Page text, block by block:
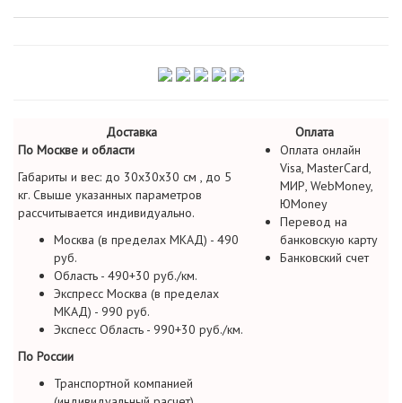
Доставка
Оплата
По Москве и области
Габариты и вес: до 30х30х30 см , до 5
кг. Свыше указанных параметров
рассчитывается индивидуально.
Москва (в пределах МКАД) - 490
руб.
Область - 490+30 руб./км.
Экспресс Москва (в пределах
МКАД) - 990 руб.
Экспесс Область - 990+30 руб./км.
По России
Транспортной компанией
Оплата онлайн
Visa, MasterCard,
МИР, WebMoney,
ЮMoney
Перевод на
банковскую карту
Банковский счет